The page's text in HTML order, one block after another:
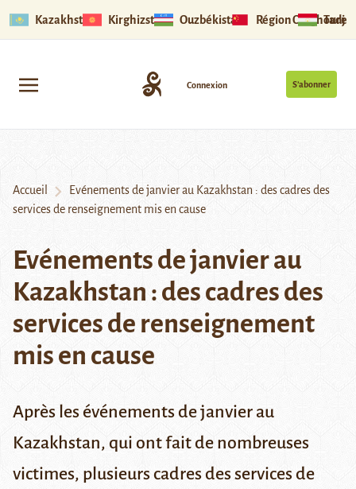
Kazakhstan Kirghizstan Ouzbékistan Région Ouïghoure
S’abonner
Connexion
Accueil
Evénements de janvier au Kazakhstan : des cadres des
services de renseignement mis en cause
Evénements de janvier au
Kazakhstan : des cadres des
services de renseignement
mis en cause
Après les événements de janvier au
Kazakhstan, qui ont fait de nombreuses
victimes, plusieurs cadres des services de